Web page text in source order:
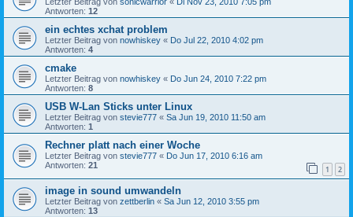
Antworten: 12
ein echtes xchat problem
Letzter Beitrag von nowhiskey « Do Jul 22, 2010 4:02 pm
Antworten: 4
cmake
Letzter Beitrag von nowhiskey « Do Jun 24, 2010 7:22 pm
Antworten: 8
USB W-Lan Sticks unter Linux
Letzter Beitrag von stevie777 « Sa Jun 19, 2010 11:50 am
Antworten: 1
Rechner platt nach einer Woche
Letzter Beitrag von stevie777 « Do Jun 17, 2010 6:16 am
Antworten: 21 1 2
image in sound umwandeln
Letzter Beitrag von zettberlin « Sa Jun 12, 2010 3:55 pm
Antworten: 13